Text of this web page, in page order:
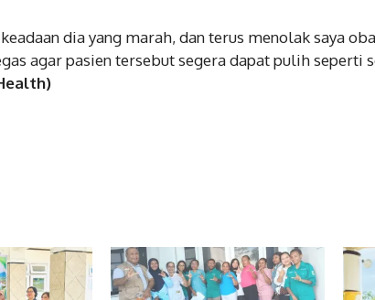
dia yang marah, dan terus menolak saya
agar pasien tersebut segera dapat pulih seperti